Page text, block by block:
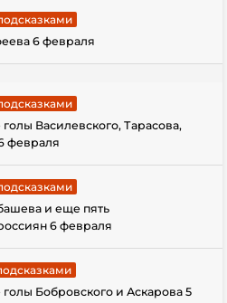
6 февраля
Василевского, Тарасова,
февраля
и еще пять
6 февраля
Бобровского и Аскарова 5